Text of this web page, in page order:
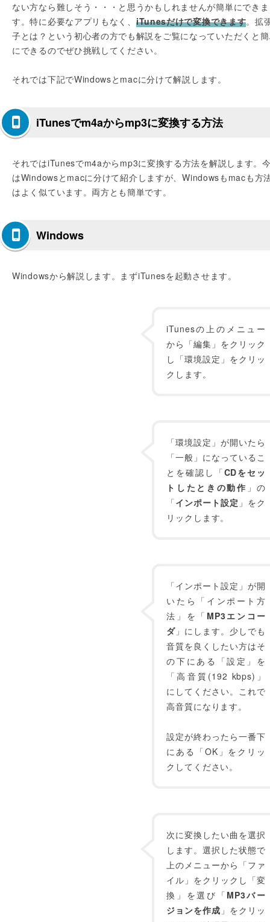
ない方なら難しそう・・・と思うかもしれませんが簡単にできま
す。特に必要なアプリもなく、 iTunesだけで変換できます。拡
子とは？という初心者の方でも解説をご覧になっていただくと
にできるのでぜひ挑戦してください。
それでは下記でWindowsとmacに分けて解説します。
iTunesでm4aからmp3に変換する方法
それではiTunesでm4aからmp3に変換する方法を解説します。
はWindowsとmacに分けて紹介しますが、Windowsもmacも方
はよく似ています。両方とも簡単です。
Windows
Windowsから解説します。まずiTunesを起動させます。
iTunesの上のメニュー
から「編集」をクリック
し「環境設定」をクリッ
クします。
「環境設定」が開いたら
「一般」になっているこ
とを確認し「CDをセッ
トしたときの動作 」の
「インポート設定 」をク
リックします。
「インポート設定」が開
いたら「インポート方
法」を「 MP3エンコー
ダ 」にします。少しでも
音質を良くしたい方はそ
の下にある「設定」を
「高音質(192 kbps)」
にしてください。これで
高音質になります。
設定が終わったら一番下
にある「OK」をクリッ
クしてください。
次に変換したい曲を選択
します。選択した状態で
上のメニューから「ファ
イル」をクリックし「変
換」を選び「 MP3バー
ジョンを作成 」をクリッ